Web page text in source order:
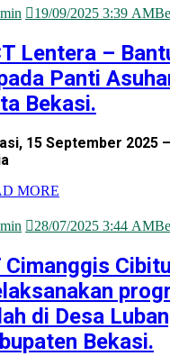
19/09/2025 3:39 AM
Lentera –
Panti
Bekasi.
15 September 2025
MORE
28/07/2025 3:44 AM
Cimanggis
di Desa
Bekasi.